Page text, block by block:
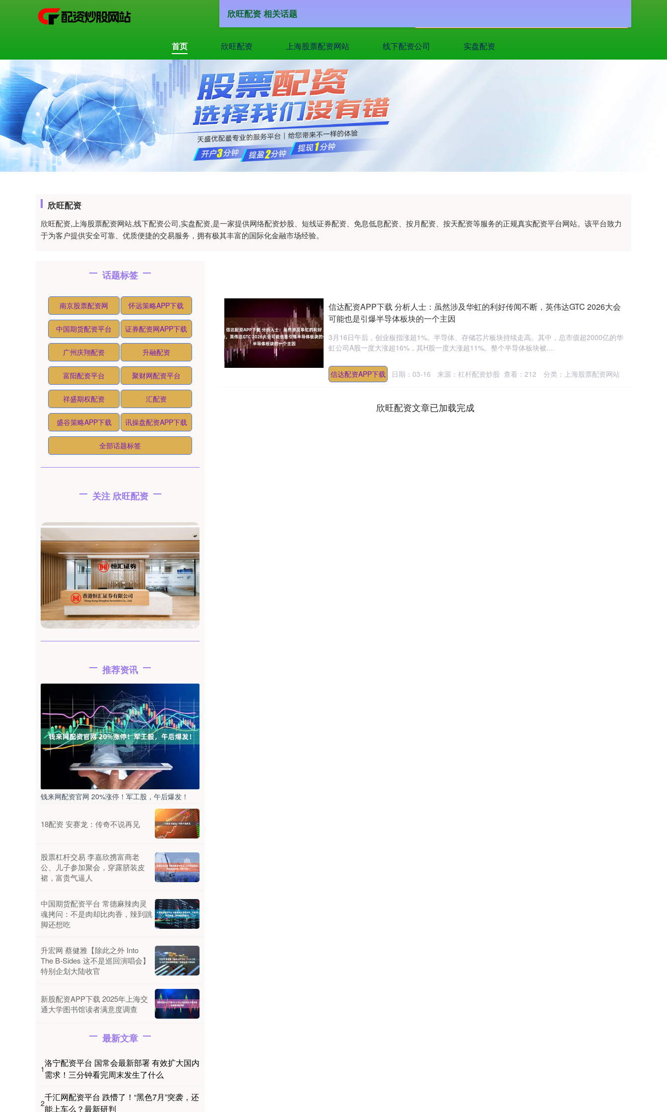
首页 欣旺配资 上海股票配资网站 线下配资公司 实盘配资
欣旺配资
欣旺配资,上海股票配资网站,线下配资公司,实盘配资,是一家提供网络配资炒股、短线证券配资、免息低息配资、按月配资、按天配资等服务的正规真实配资平台网站。该平台致力
于为客户提供安全可靠、优质便捷的交易服务，拥有极其丰富的国际化金融市场经验。
欣旺配资 相关话题
信达配资APP下载 分析人士：虽然涉及华虹的利好传闻不断，英伟达GTC 2026大会
可能也是引爆半导体板块的一个主因
3月16日午后，创业板指涨超1%。半导体、存储芯片板块持续走高。其中，总市值超2000亿的华
虹公司A股一度大涨超16%，其H股一度大涨超11%。整个半导体板块被....
信达配资APP下载 日期：03-16 来源：杠杆配资炒股 查看： 212 分类： 上海股票配资网站
欣旺配资文章已加载完成
话题标签
南京股票配资网 怀远策略APP下载
中国期货配资平台 证券配资网APP下载
广州庆翔配资 升融配资
富阳配资平台 聚财网配资平台
祥盛期权配资 汇配资
盛谷策略APP下载 讯操盘配资APP下载
全部话题标签
关注 欣旺配资
推荐资讯
钱来网配资官网 20%涨停！军工股，午后爆发！
18配资 安赛龙：传奇不说再见
股票杠杆交易 李嘉欣携富商老
公、儿子参加聚会，穿露脐装皮
裙，富贵气逼人
中国期货配资平台 常德麻辣肉灵
魂拷问：不是肉却比肉香，辣到跳
脚还想吃
升宏网 蔡健雅【除此之外 Into
The B-Sides 这不是巡回演唱会】
特别企划大陆收官
新股配资APP下载 2025年上海交
通大学图书馆读者满意度调查
最新文章
1
洛宁配资平台 国常会最新部署 有效扩大国内
需求！三分钟看完周末发生了什么
2
千汇网配资平台 跌懵了！“黑色7月”突袭，还
能上车么？最新研判